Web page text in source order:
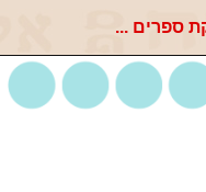
ספרים ...